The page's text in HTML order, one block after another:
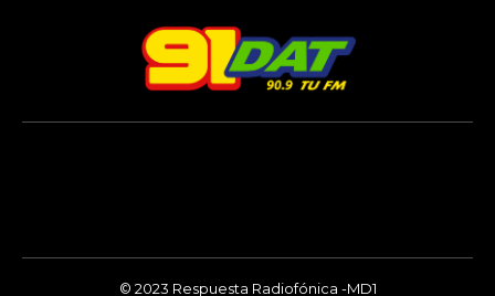
© 2023 Respuesta Radiofónica -MD1